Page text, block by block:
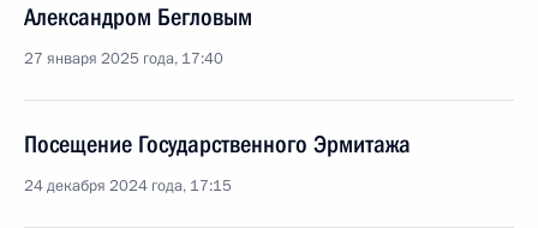
Александром Бегловым
27 января 2025 года, 17:40
Посещение Государственного Эрмитажа
24 декабря 2024 года, 17:15